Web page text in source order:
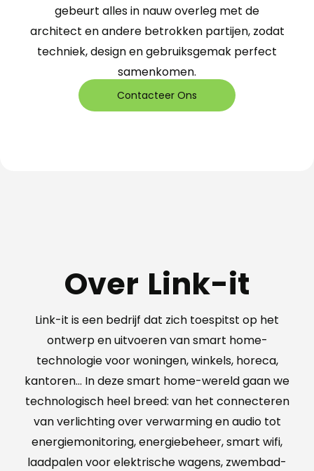
gebeurt alles in nauw overleg met de
architect en andere betrokken partijen, zodat
techniek, design en gebruiksgemak perfect
samenkomen.
Contacteer Ons
Over Link-it
Link-it is een bedrijf dat zich toespitst op het
ontwerp en uitvoeren van smart home-
technologie voor woningen, winkels, horeca,
kantoren… In deze smart home-wereld gaan we
technologisch heel breed: van het connecteren
van verlichting over verwarming en audio tot
energiemonitoring, energiebeheer, smart wifi,
laadpalen voor elektrische wagens, zwembad-